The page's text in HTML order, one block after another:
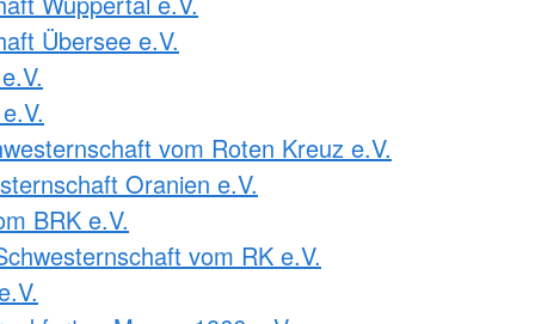
Übersee e.V.
vom Roten Kreuz e.V.
Oranien e.V.
BRK e.V.
vom RK e.V.